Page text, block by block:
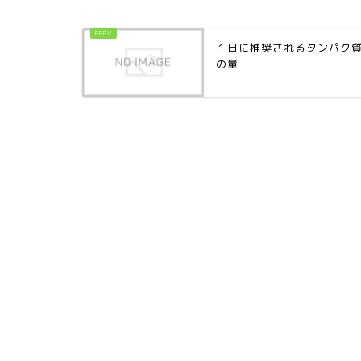
１日に推奨されるタンパク質
の量